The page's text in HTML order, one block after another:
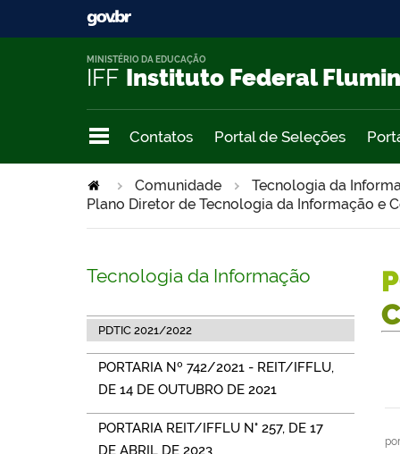
IFF Instituto Federal
MINISTÉRIO DA EDUCAÇÃO
Contatos Portal de Seleções
Comunidade Tecnologia da
Plano Diretor de Tecnologia da Informação e
Tecnologia da Informação
PDTIC 2021/2022
PORTARIA Nº 742/2021 - REIT/IFFLU,
DE 14 DE OUTUBRO DE 2021
PORTARIA REIT/IFFLU N° 257, DE 17
DE ABRIL DE 2023
por